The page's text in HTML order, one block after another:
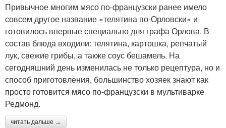
Привычное многим мясо по-французски ранее имело
совсем другое название «телятина по-Орловски» и
готовилось впервые специально для графа Орлова. В
состав блюда входили: телятина, картошка, репчатый
лук, свежие грибы, а также соус бешамель. На
сегодняшний день изменилась не только рецептура, но и
способ приготовления, большинство хозяек знают как
просто готовится мясо по-французски в мультиварке
Редмонд.
читать дальше →